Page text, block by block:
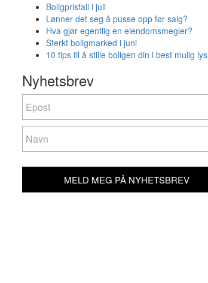
Boligprisfall i juli
Lønner det seg å pusse opp før salg?
Hva gjør egentlig en eiendomsmegler?
Sterkt boligmarked i juni
10 tips til å stille boligen din i best mulig lys
Nyhetsbrev
Nyhetsbrev
you
are
human,
leave
MELD MEG PÅ NYHETSBREV